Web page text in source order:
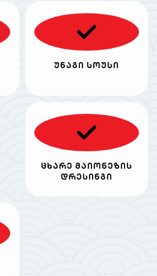
უნაგი სოუსი
ცხარე მაიონეზის
დრესინგი